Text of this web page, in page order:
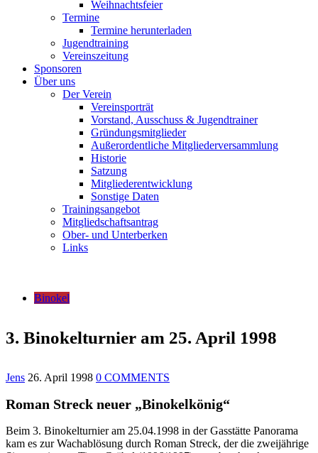
Weihnachtsfeier
Termine
Termine herunterladen
Jugendtraining
Vereinszeitung
Sponsoren
Über uns
Der Verein
Vereinsporträt
Vorstand, Ausschuss & Jugendtrainer
Gründungsmitglieder
Außerordentliche Mitgliederversammlung
Historie
Satzung
Mitgliederentwicklung
Sonstige Daten
Trainingsangebot
Mitgliedschaftsantrag
Ober- und Unterberken
Links
Binokel
3. Binokelturnier am 25. April 1998
Jens 26. April 1998 0 COMMENTS
Roman Streck neuer „Binokelkönig“
Beim 3. Binokelturnier am 25.04.1998 in der Gasstätte Panorama
kam es zur Wachablösung durch Roman Streck, der die zweijährige